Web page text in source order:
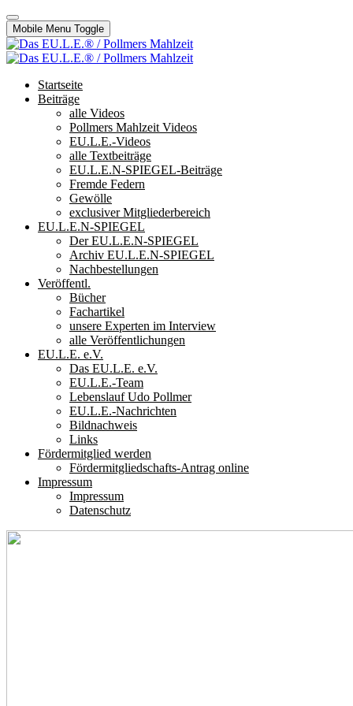
Mobile Menu Toggle
Startseite
Beiträge
alle Videos
Pollmers Mahlzeit Videos
EU.L.E.-Videos
alle Textbeiträge
EU.L.E.N-SPIEGEL-Beiträge
Fremde Federn
Gewölle
exclusiver Mitgliederbereich
EU.L.E.N-SPIEGEL
Der EU.L.E.N-SPIEGEL
Archiv EU.L.E.N-SPIEGEL
Nachbestellungen
Veröffentl.
Bücher
Fachartikel
unsere Experten im Interview
alle Veröffentlichungen
EU.L.E. e.V.
Das EU.L.E. e.V.
EU.L.E.-Team
Lebenslauf Udo Pollmer
EU.L.E.-Nachrichten
Bildnachweis
Links
Fördermitglied werden
Fördermitgliedschafts-Antrag online
Impressum
Impressum
Datenschutz